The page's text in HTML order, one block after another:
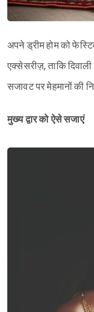
अपने ड्रीम होम को
एक्सेसरीज़, ताकि
सजावट पर मेहमानों की
मुख्य द्वार को ऐसे सजाएं